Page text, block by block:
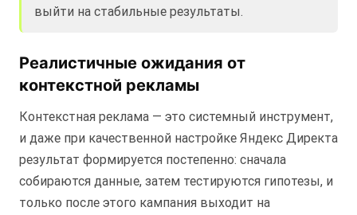
выйти на стабильные результаты.
Реалистичные ожидания от
контекстной рекламы
Контекстная реклама — это системный инструмент,
и даже при качественной настройке Яндекс Директа
результат формируется постепенно: сначала
собираются данные, затем тестируются гипотезы, и
только после этого кампания выходит на